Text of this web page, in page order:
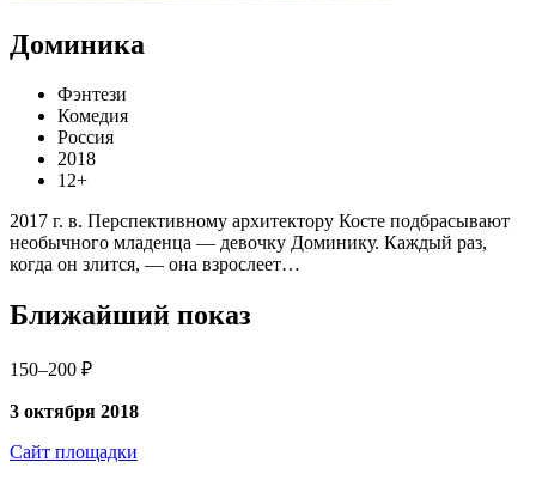
Доминика
Фэнтези
Комедия
Россия
2018
12+
2017 г. в. Перспективному архитектору Косте подбрасывают
необычного младенца — девочку Доминику. Каждый раз,
когда он злится, — она взрослеет…
Ближайший показ
150–200 ₽
3 октября 2018
Сайт площадки